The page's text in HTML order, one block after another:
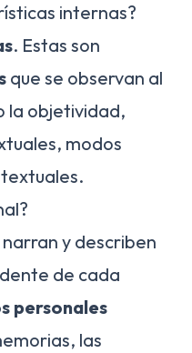
internas?
. Estas son
que se observan al
la objetividad,
modos
narran y describen
de cada
personales
las